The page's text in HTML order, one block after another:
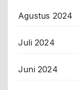
Agustus 2024
Juli 2024
Juni 2024